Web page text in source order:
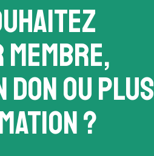
don ou plus
?